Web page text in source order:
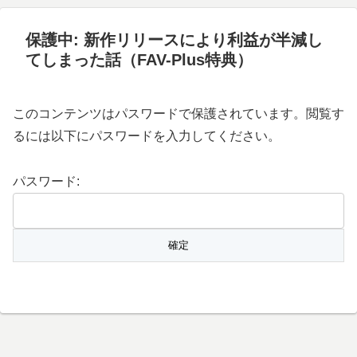
保護中: 新作リリースにより利益が半減し
てしまった話（FAV-Plus特典）
このコンテンツはパスワードで保護されています。閲覧す
るには以下にパスワードを入力してください。
パスワード: